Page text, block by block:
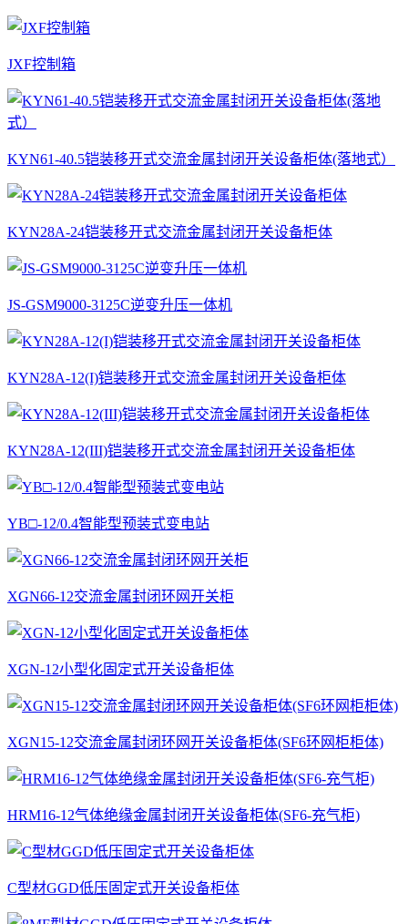
JXF控制箱
KYN61-40.5铠装移开式交流金属封闭开关设备柜体(落地式）
KYN28A-24铠装移开式交流金属封闭开关设备柜体
JS-GSM9000-3125C逆变升压一体机
KYN28A-12(I)铠装移开式交流金属封闭开关设备柜体
KYN28A-12(III)铠装移开式交流金属封闭开关设备柜体
YB□-12/0.4智能型预装式变电站
XGN66-12交流金属封闭环网开关柜
XGN-12小型化固定式开关设备柜体
XGN15-12交流金属封闭环网开关设备柜体(SF6环网柜柜体)
HRM16-12气体绝缘金属封闭开关设备柜体(SF6-充气柜)
C型材GGD低压固定式开关设备柜体